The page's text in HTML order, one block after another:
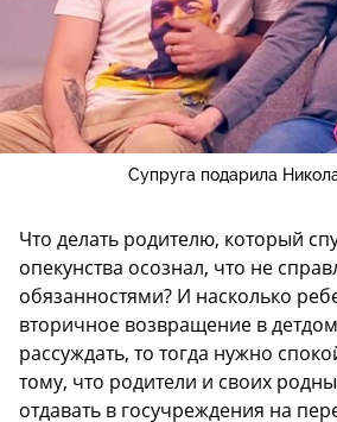
Супруга подарила
Что делать родителю, который
опекунства осознал, что не
обязанностями? И насколько
вторичное возвращение в
рассуждать, то тогда нужно
тому, что родители и своих
отдавать в госучреждения на